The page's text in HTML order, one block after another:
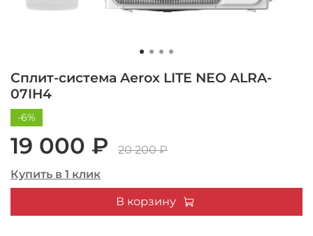
Сплит-система Aerox LITE NEO ALRA-
07IH4
-6%
19 000 ₽
20 200 ₽
Купить в 1 клик
В корзину